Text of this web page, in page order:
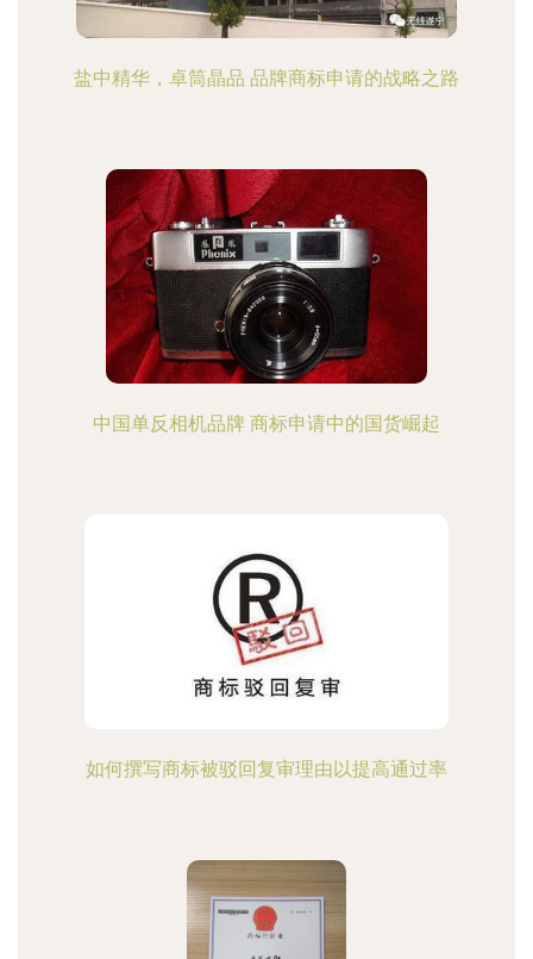
盐中精华，卓筒晶品 品牌商标申请的战略之路
中国单反相机品牌 商标申请中的国货崛起
如何撰写商标被驳回复审理由以提高通过率